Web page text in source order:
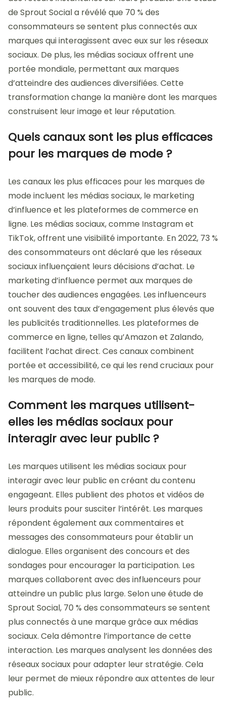
de Sprout Social a révélé que 70 % des
consommateurs se sentent plus connectés aux
marques qui interagissent avec eux sur les réseaux
sociaux. De plus, les médias sociaux offrent une
portée mondiale, permettant aux marques
d’atteindre des audiences diversifiées. Cette
transformation change la manière dont les marques
construisent leur image et leur réputation.
Quels canaux sont les plus efficaces
pour les marques de mode ?
Les canaux les plus efficaces pour les marques de
mode incluent les médias sociaux, le marketing
d’influence et les plateformes de commerce en
ligne. Les médias sociaux, comme Instagram et
TikTok, offrent une visibilité importante. En 2022, 73 %
des consommateurs ont déclaré que les réseaux
sociaux influençaient leurs décisions d’achat. Le
marketing d’influence permet aux marques de
toucher des audiences engagées. Les influenceurs
ont souvent des taux d’engagement plus élevés que
les publicités traditionnelles. Les plateformes de
commerce en ligne, telles qu’Amazon et Zalando,
facilitent l’achat direct. Ces canaux combinent
portée et accessibilité, ce qui les rend cruciaux pour
les marques de mode.
Comment les marques utilisent-
elles les médias sociaux pour
interagir avec leur public ?
Les marques utilisent les médias sociaux pour
interagir avec leur public en créant du contenu
engageant. Elles publient des photos et vidéos de
leurs produits pour susciter l’intérêt. Les marques
répondent également aux commentaires et
messages des consommateurs pour établir un
dialogue. Elles organisent des concours et des
sondages pour encourager la participation. Les
marques collaborent avec des influenceurs pour
atteindre un public plus large. Selon une étude de
Sprout Social, 70 % des consommateurs se sentent
plus connectés à une marque grâce aux médias
sociaux. Cela démontre l’importance de cette
interaction. Les marques analysent les données des
réseaux sociaux pour adapter leur stratégie. Cela
leur permet de mieux répondre aux attentes de leur
public.